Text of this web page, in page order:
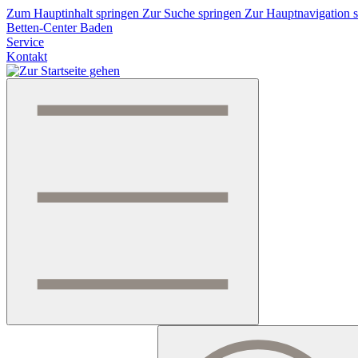
Zum Hauptinhalt springen Zur Suche springen Zur Hauptnavigation
Betten-Center Baden
Service
Kontakt